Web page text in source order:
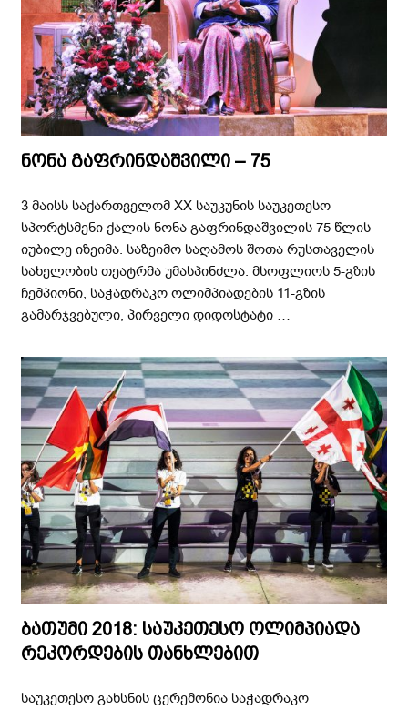
ნონა გაფრინდაშვილი – 75
3 მაისს საქართველომ XX საუკუნის საუკეთესო
სპორტსმენი ქალის ნონა გაფრინდაშვილის 75 წლის
იუბილე იზეიმა. საზეიმო საღამოს შოთა რუსთაველის
სახელობის თეატრმა უმასპინძლა. მსოფლიოს 5-გზის
ჩემპიონი, საჭადრაკო ოლიმპიადების 11-გზის
გამარჯვებული, პირველი დიდოსტატი …
ბათუმი 2018: საუკეთესო ოლიმპიადა
რეკორდების თანხლებით
საუკეთესო გახსნის ცერემონია საჭადრაკო